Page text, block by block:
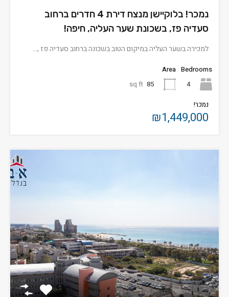
נמכר! בלוקיישן מנצח דירת 4 חדרים ברחוב
סעדיה פז, בשכונת שער העליה, חיפה!
למכירה בשער העליה במיקום הטוב בשכונה ברחוב סעדיה פז ,…
Bedrooms
4
Area
85
sq ft
נמכר!
₪1,449,000